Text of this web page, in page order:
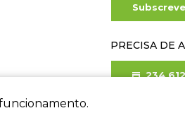
PRECISA DE
234